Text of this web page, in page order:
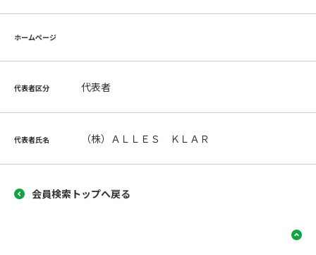
ホームページ
代表者区分 代表者
代表者氏名 （株）ＡＬＬＥＳ ＫＬＡＲ
会員検索トップへ戻る